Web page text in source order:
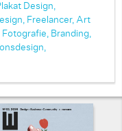
Design,
Freelancer, Art
Fotografie, Branding,